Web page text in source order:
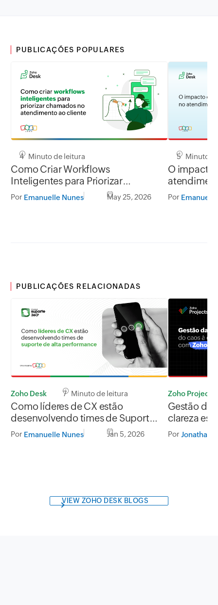
PUBLICAÇÕES POPULARES
4 Minuto de leitura
Como Criar Workflows
Inteligentes para Priorizar
Chamados
Por Emanuelle Nunes May 25, 2026
5 Minuto
O impacto
Por
PUBLICAÇÕES RELACIONADAS
Zoho Desk 7 Minuto de leitura
Como líderes de CX estão
desenvolvendo times de Suporte
de Alta Performance
Por Emanuelle Nunes Jan 5, 2026
Zoho Projects
Gestão da
clareza
Projects
Por Jonathan
VIEW ZOHO DESK BLOGS